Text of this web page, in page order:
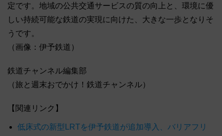
定です。地域の公共交通サービスの質の向上と、環境に優
しい持続可能な鉄道の実現に向けた、大きな一歩となりそ
うです。
（画像：伊予鉄道）
鉄道チャンネル編集部
（旅と週末おでかけ！鉄道チャンネル）
【関連リンク】
低床式の新型LRTを伊予鉄道が追加導入、バリアフリ